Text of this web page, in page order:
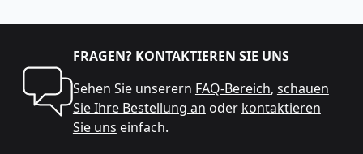
FRAGEN? KONTAKTIEREN SIE UNS
Sehen Sie unserern FAQ-Bereich, schauen
Sie Ihre Bestellung an oder kontaktieren
Sie uns einfach.